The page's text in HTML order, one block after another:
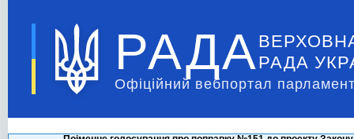
РАДА РАДА
Офіційний вебпортал